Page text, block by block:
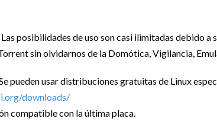
Las posibilidades de uso son casi ilimitadas debido a
sin olvidarnos de la Domótica, Vigilancia,
pueden usar distribuciones gratuitas de Linux
downloads/
compatible con la última placa.